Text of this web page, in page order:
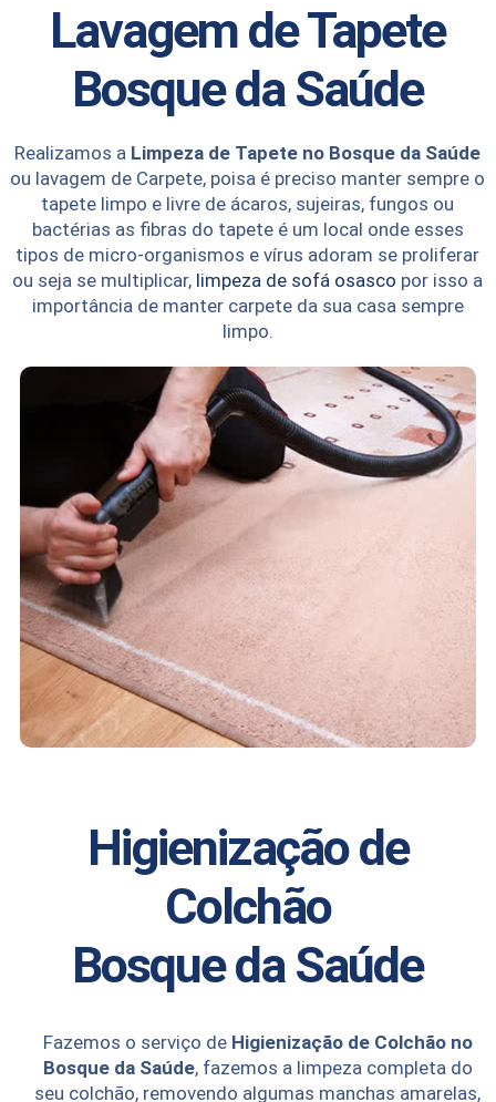
Lavagem de Tapete
Bosque da Saúde
Realizamos a Limpeza de Tapete no Bosque da Saúde
ou lavagem de Carpete, poisa é preciso manter sempre o
tapete limpo e livre de ácaros, sujeiras, fungos ou
bactérias as fibras do tapete é um local onde esses
tipos de micro-organismos e vírus adoram se proliferar
ou seja se multiplicar, limpeza de sofá osasco por isso a
importância de manter carpete da sua casa sempre
limpo.
Higienização de
Colchão
Bosque da Saúde
Fazemos o serviço de Higienização de Colchão no
Bosque da Saúde, fazemos a limpeza completa do
seu colchão, removendo algumas manchas amarelas,